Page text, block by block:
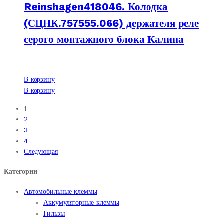
Reinshagen418046. Колодка
(СЦНК.757555.066) держателя реле
серого монтажного блока Калина
В корзину
В корзину
1
2
3
4
Следующая
Категории
Автомобильные клеммы
Аккумуляторные клеммы
Гильзы